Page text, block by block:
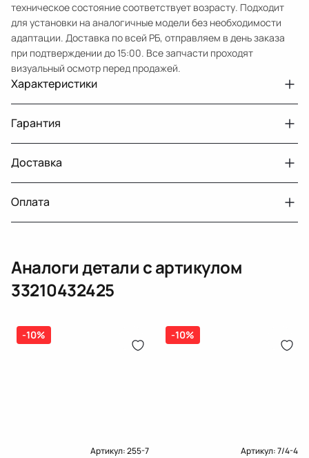
техническое состояние соответствует возрасту. Подходит
для установки на аналогичные модели без необходимости
адаптации. Доставка по всей РБ, отправляем в день заказа
при подтверждении до 15:00. Все запчасти проходят
визуальный осмотр перед продажей.
Характеристики
Авто
Toyota Venza GV10 рест.
Год
2013
Тег
Тойота Венза
Гарантия
Двигатели с навесным или без навесного
оборудования
30 дней
Датчик давления топлива, насос
топлива, ТНВД (бензин, дизель), форсунка
бензиновая (дизельная) механическая
(электрическая), инжектор
дозатор-распределитель топлива
14 дней
Доставка
Оплата
Оплата онлайн
Карта рассрочки онлайн
Аналоги детали с артикулом
33210432425
-10%
Артикул:255-7
-10%
Артикул:7/4-4